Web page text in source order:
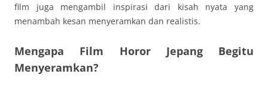
film juga mengambil inspirasi dari kisah nyata yang
menambah kesan menyeramkan dan realistis.
Mengapa Film Horor Jepang Begitu
Menyeramkan?